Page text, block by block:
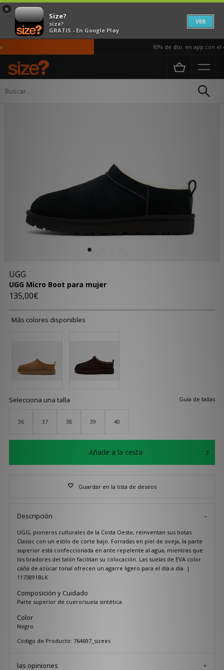
×
Size?
size?
GRATIS - En Google Play
VER
10% de dto. en app con el
Página principal
UGG
UGG Micro Boot para mujer
135,00€
Más colores disponibles
Guía de tallas
Selecciona una talla
36 37 38 39 40
Añade a la cesta
Guardar en la lista de deseos
Descripción
UGG, pioneros culturales de la Costa Oeste, reinventan sus botas
Classic con un estilo de corte bajo. Forradas en piel de oveja, la parte
superior está confeccionada en ante repelente al agua, mientras que
los tiradores del talón facilitan su colocación. Las suelas de EVA color
caña de azúcar tonal ofrecen un agarre ligero para el día a día. |
1173891BLK
Composición y Cuidado
Parte superior de cuero/suela sintética
Color
Negro
Código de Producto: 764697_sizees
las opiniones